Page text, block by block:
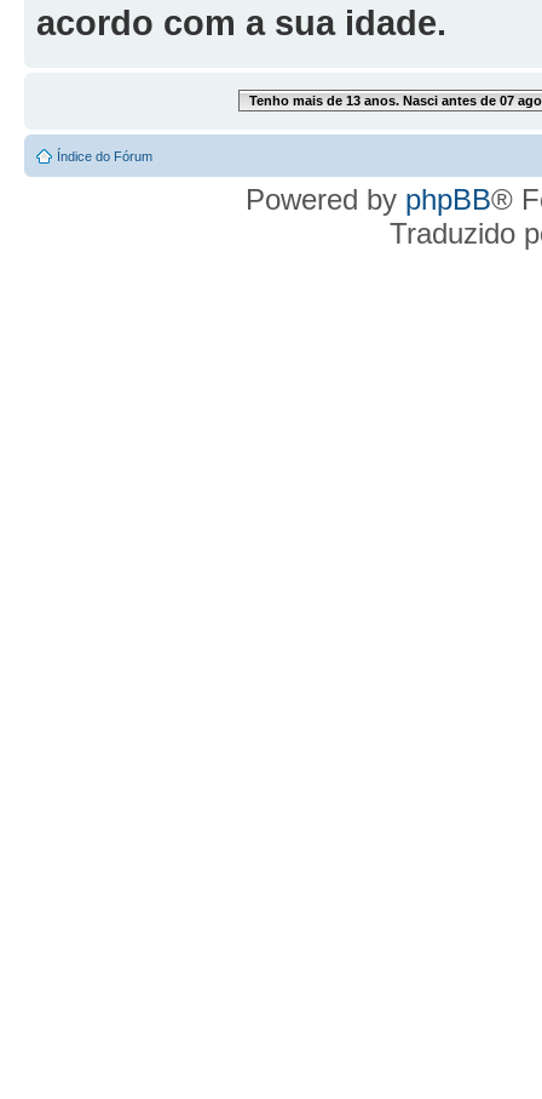
acordo com a sua idade.
Tenho mais de 13 anos. Nasci antes de 07 ago
Índice do Fórum
Powered by phpBB®
Traduzido